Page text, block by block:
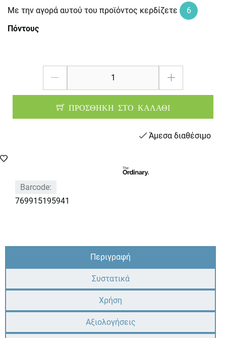
Με την αγορά αυτού του προϊόντος κερδίζετε
6
Πόντους
ΠΡΟΣΘΗΚΗ ΣΤΟ ΚΑΛΑΘΙ
Άμεσα διαθέσιμο
Barcode:
769915195941
Περιγραφή
Συστατικά
Χρήση
Αξιολογήσεις